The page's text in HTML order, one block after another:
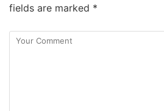
fields are marked *